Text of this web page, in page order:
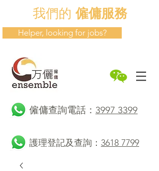
我們的僱傭服務
Helper, looking for jobs?
​僱傭查詢電話： 3997 3399
護理登記及查詢： 3618 7799